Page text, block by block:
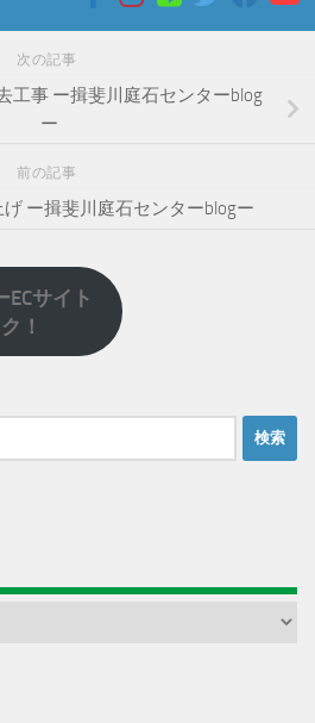
次の記事
工事 ー揖斐川庭石センターblog
ー
前の記事
ー揖斐川庭石センターblogー
サイト
！